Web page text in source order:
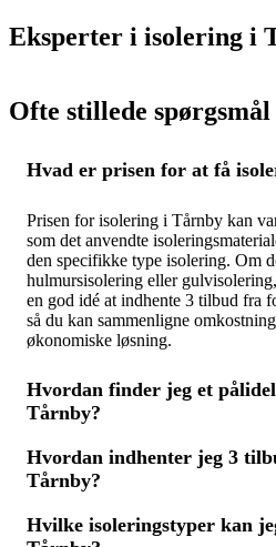
Eksperter i isolering i
Ofte stillede spørgsmål
Hvad er prisen for at få
Prisen for isolering i Tårnby kan
som det anvendte
den specifikke type isolering. Om
hulmursisolering eller
en god idé at indhente 3 tilbud fra
så du kan sammenligne
økonomiske løsning.
Hvordan finder jeg et
Tårnby?
For at finde det bedste
indhente 3 tilbud og sammenligne
sikrer, at du får både
Hvordan indhenter jeg 3
Tårnby?
Når du indhenter 3 tilbud, kan du
Hvilke isoleringstyper kan